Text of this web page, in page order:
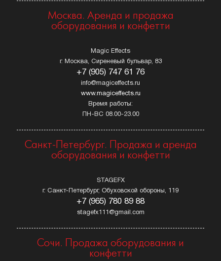
Москва. Аренда и продажа
оборудования и конфетти
Magic Effects
г. Москва, Сиреневый бульвар, 83
+7 (905) 747 61 76
info@magiceffects.ru
www.magiceffects.ru
Время работы:
ПН-ВС 08.00-23.00
Санкт-Петербург. Продажа и аренда
оборудования и конфетти
STAGEFX
г. Санкт-Петербург, Обуховской обороны, 119
+7 (965) 780 89 88
stagefx111@gmail.com
Сочи. Продажа оборудования и
конфетти